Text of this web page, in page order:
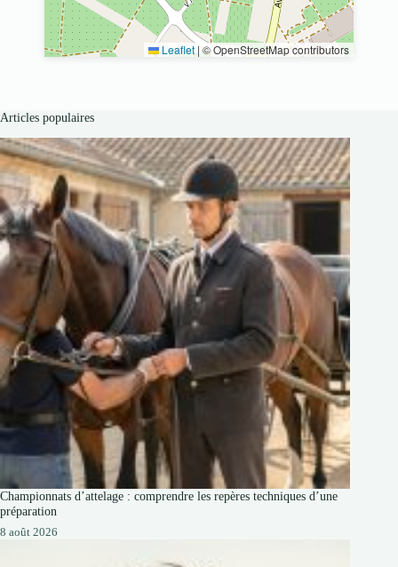
Leaflet |© OpenStreetMap contributors
Articles populaires
Championnats d’attelage : comprendre les repères techniques d’une
préparation
8 août 2026